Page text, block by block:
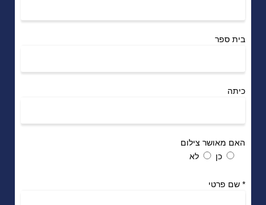
בית ספר
כיתה
האם מאושר צילום
כן
לא
* שם פרטי